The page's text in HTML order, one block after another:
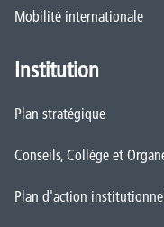
Mobilité internationale
Institution
Plan stratégique
Conseils, Collège et
Plan d'action